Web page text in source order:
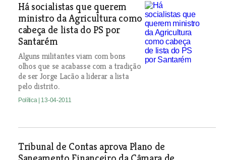
Há socialistas que querem
ministro da Agricultura como
cabeça de lista do PS por
Santarém
Alguns militantes viam com bons
olhos que se acabasse com a tradição
de ser Jorge Lacão a liderar a lista
pelo distrito.
Política | 13-04-2011
Tribunal de Contas aprova Plano de